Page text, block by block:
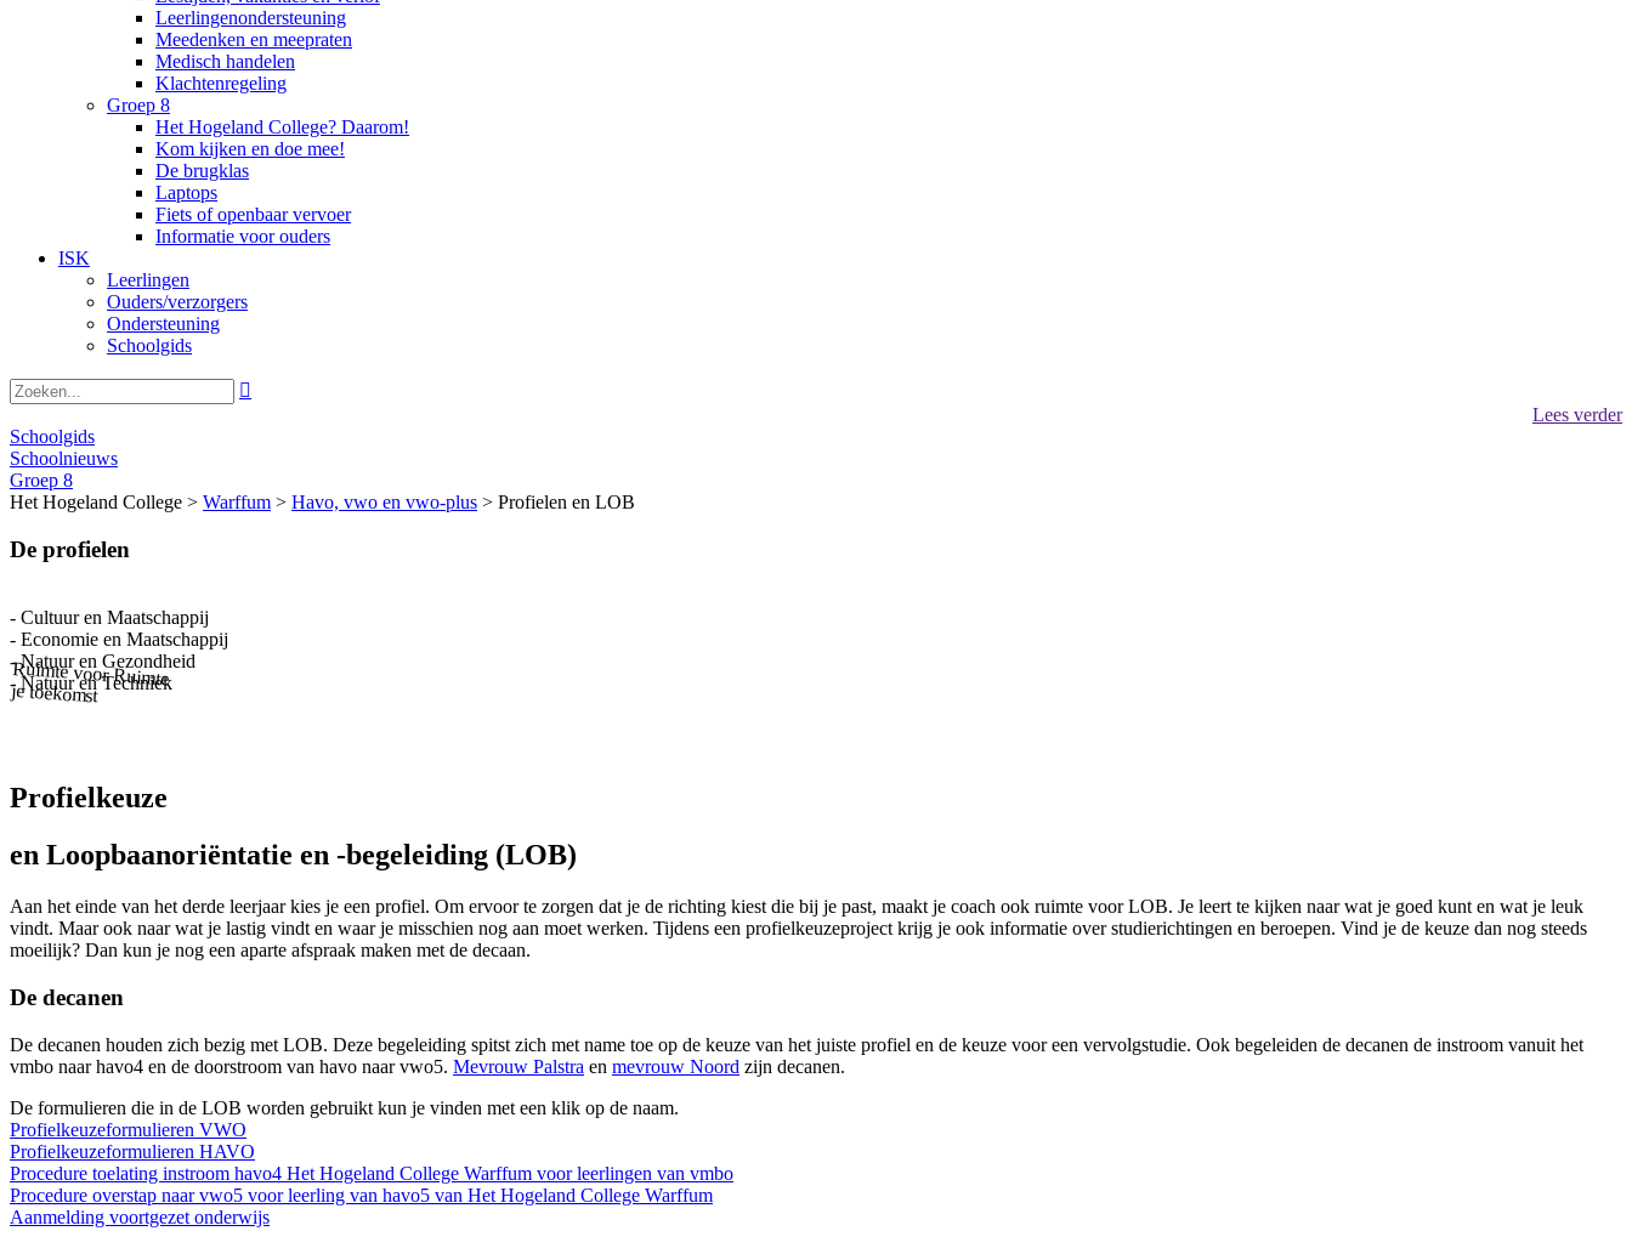
Leerlingenondersteuning
Meedenken en meepraten
Medisch handelen
Klachtenregeling
Groep 8
Het Hogeland College? Daarom!
Kom kijken en doe mee!
De brugklas
Laptops
Fiets of openbaar vervoer
Informatie voor ouders
ISK
Leerlingen
Ouders/verzorgers
Ondersteuning
Schoolgids

Lees verder
Schoolgids
Schoolnieuws
Groep 8
Het Hogeland College > Warffum > Havo, vwo en vwo-plus > Profielen en LOB
De profielen
- Cultuur en Maatschappij
- Economie en Maatschappij
- Natuur en Gezondheid
- Natuur en Techniek
Ruimte voorRuimte
je toekomst
Profielkeuze
en Loopbaanoriëntatie en -begeleiding (LOB)
Aan het einde van het derde leerjaar kies je een profiel. Om ervoor te zorgen dat je de richting kiest die bij je past, maakt je coach ook ruimte voor LOB. Je leert te kijken naar wat je goed kunt en wat je leuk
vindt. Maar ook naar wat je lastig vindt en waar je misschien nog aan moet werken. Tijdens een profielkeuzeproject krijg je ook informatie over studierichtingen en beroepen. Vind je de keuze dan nog steeds
moeilijk? Dan kun je nog een aparte afspraak maken met de decaan.
De decanen
De decanen houden zich bezig met LOB. Deze begeleiding spitst zich met name toe op de keuze van het juiste profiel en de keuze voor een vervolgstudie. Ook begeleiden de decanen de instroom vanuit het
vmbo naar havo4 en de doorstroom van havo naar vwo5. Mevrouw Palstra en mevrouw Noord zijn decanen.
De formulieren die in de LOB worden gebruikt kun je vinden met een klik op de naam.
Profielkeuzeformulieren VWO
Profielkeuzeformulieren HAVO
Procedure toelating instroom havo4 Het Hogeland College Warffum voor leerlingen van vmbo
Procedure overstap naar vwo5 voor leerling van havo5 van Het Hogeland College Warffum
Aanmelding voortgezet onderwijs